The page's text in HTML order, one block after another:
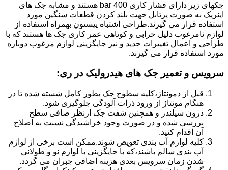
جکهای زیر دارای فشار کاری 400 bar هستند و مشابه جک های
اینرپک به صورت پرتابل جهت بلند کردن قطعات سنگین مورد
استفاده قرار می گیرند.طراحی اشتباه پیستون بهمراه استفاده از
لوازم نامرغوب دلیل خرابی و کوتاهی عمر کاری جک ها هستند که با
طراحی و اعمال تغییرات جدید و نیز جایگزینی لوازم مرغوب دوباره
مورد استفاده قرار می گیرند.
سرویس و تعمیر جک های هیدرولیک در ری:
قبل از دمونتاژ،کلیه سطوح جک بطور کامل شسته شده تا در
هنگام مونتاژ از ورود ذرات آلودگی جلوگیری شود.
درون سیلندر و همچنین شفت جک ازنظر صافی سطح
بررسی شده و در صورت وجود خراشیدگی نسبت به اصلاح
آن اقدام کنید.
کلیه لوازم آب بندی تعویض شوند.ممکن است برخی از لوازم
آب بندی سالم باشند،که با جایگزینی با لوازم نو و طولانی
شدن زمان سرویس بعدی هزینه اضافی جبران می گردد.